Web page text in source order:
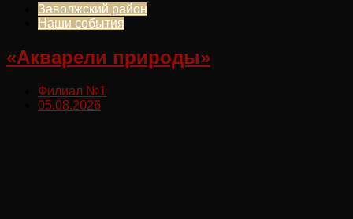
Заволжский район
Наши события
«Акварели природы»
Филиал №1
05.08.2026